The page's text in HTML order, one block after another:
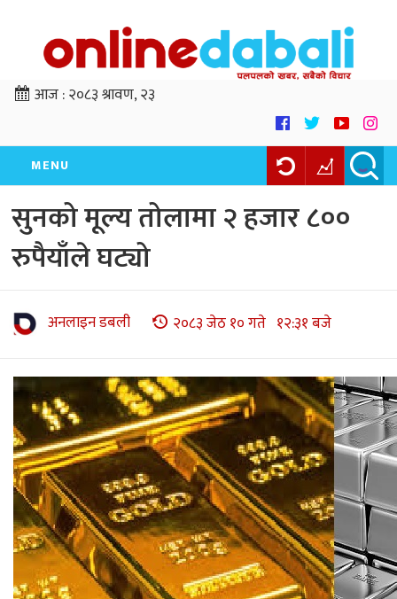
आज :२०८३ श्रावण, २३
MENU
सुनको मूल्य तोलामा २ हजार ८००
रुपैयाँले घट्यो
अनलाइन डबली २०८३ जेठ १० गते १२:३१ बजे